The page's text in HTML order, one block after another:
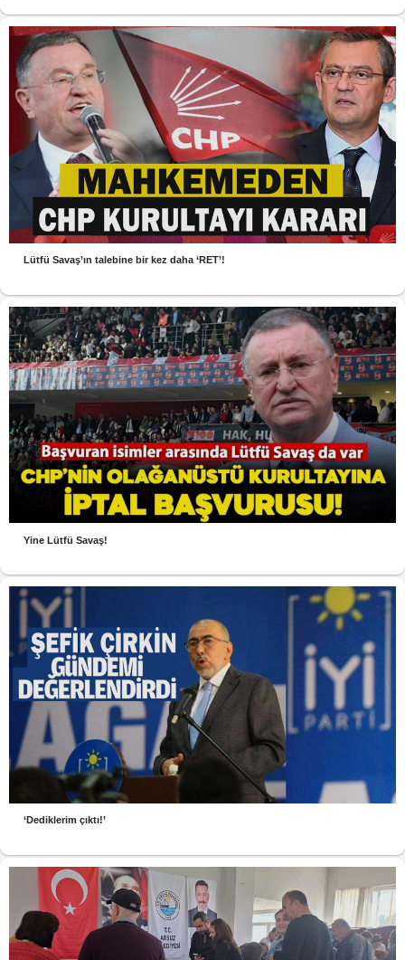
Lütfü Savaş’ın talebine bir kez daha ‘RET’!
Yine Lütfü Savaş!
‘Dediklerim çıktı!’